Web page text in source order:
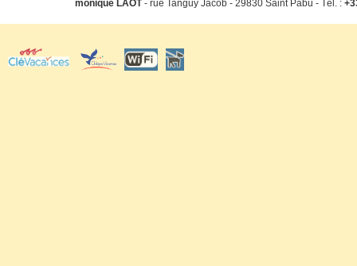
monique LAOT- rue Tanguy Jacob - 29830 Saint Pabu - Tél. :